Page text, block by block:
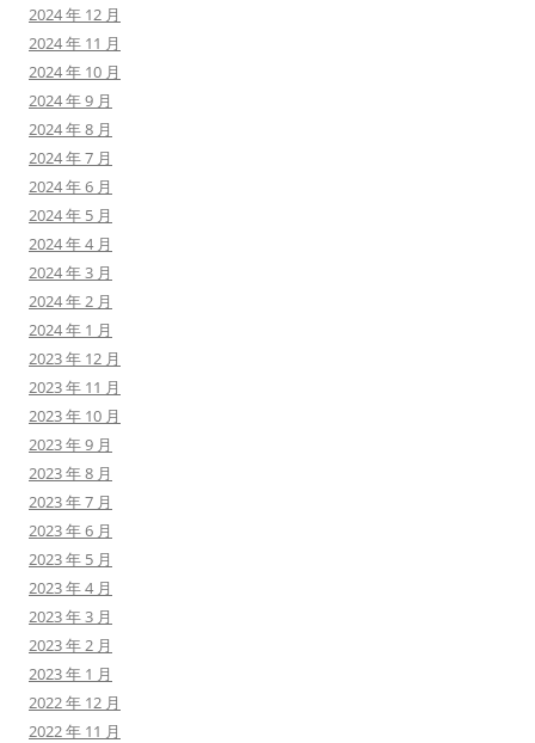
2024 年 12 月
2024 年 11 月
2024 年 10 月
2024 年 9 月
2024 年 8 月
2024 年 7 月
2024 年 6 月
2024 年 5 月
2024 年 4 月
2024 年 3 月
2024 年 2 月
2024 年 1 月
2023 年 12 月
2023 年 11 月
2023 年 10 月
2023 年 9 月
2023 年 8 月
2023 年 7 月
2023 年 6 月
2023 年 5 月
2023 年 4 月
2023 年 3 月
2023 年 2 月
2023 年 1 月
2022 年 12 月
2022 年 11 月